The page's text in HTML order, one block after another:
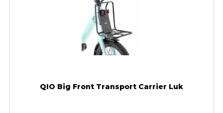
QIO Big Front Transport Carrier Luk